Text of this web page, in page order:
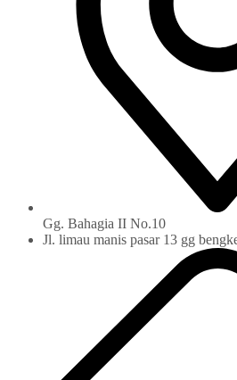
Gg. Bahagia II No.10
Jl. limau manis pasar 13 gg